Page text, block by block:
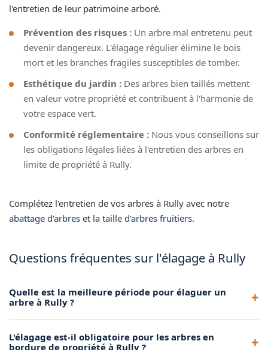
l'entretien de leur patrimoine arboré.
Prévention des risques : Un arbre mal entretenu peut
devenir dangereux. L'élagage régulier élimine le bois
mort et les branches fragiles susceptibles de tomber.
Esthétique du jardin : Des arbres bien taillés mettent
en valeur votre propriété et contribuent à l'harmonie de
votre espace vert.
Conformité réglementaire : Nous vous conseillons sur
les obligations légales liées à l'entretien des arbres en
limite de propriété à Rully.
Complétez l'entretien de vos arbres à Rully avec notre
abattage d'arbres et la taille d'arbres fruitiers.
Questions fréquentes sur l'élagage à Rully
Quelle est la meilleure période pour élaguer un
arbre à Rully ?
générale, l'élagage se pratique en automne ou en hiver, hors
L'élagage est-il obligatoire pour les arbres en
bordure de propriété à Rully ?